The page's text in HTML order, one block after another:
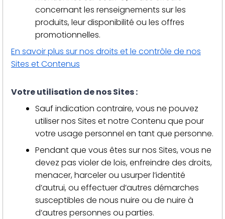
concernant les renseignements sur les
produits, leur disponibilité ou les offres
promotionnelles.
En savoir plus sur nos droits et le contrôle de nos
Sites et Contenus
Votre utilisation de nos Sites :
Sauf indication contraire, vous ne pouvez
utiliser nos Sites et notre Contenu que pour
votre usage personnel en tant que personne.
Pendant que vous êtes sur nos Sites, vous ne
devez pas violer de lois, enfreindre des droits,
menacer, harceler ou usurper l’identité
d’autrui, ou effectuer d’autres démarches
susceptibles de nous nuire ou de nuire à
d’autres personnes ou parties.